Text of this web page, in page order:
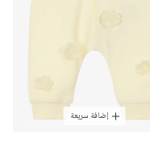
إضافة سريعة